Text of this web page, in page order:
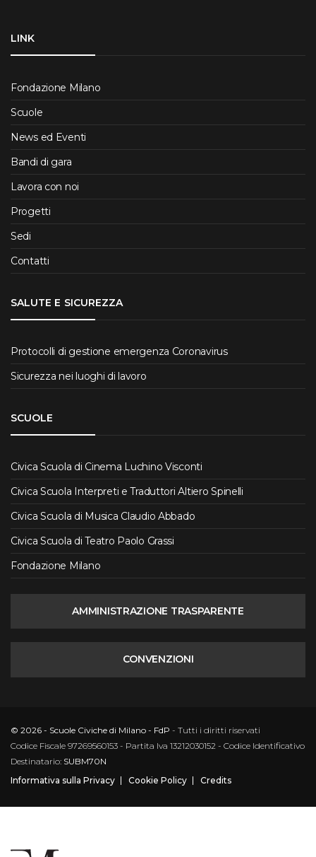
LINK
Fondazione Milano
Scuole
News ed Eventi
Bandi di gara
Lavora con noi
Progetti
Sedi
Contatti
SALUTE E SICUREZZA
Protocolli di gestione emergenza Coronavirus
Sicurezza nei luoghi di lavoro
SCUOLE
Civica Scuola di Cinema Luchino Visconti
Civica Scuola Interpreti e Traduttori Altiero Spinelli
Civica Scuola di Musica Claudio Abbado
Civica Scuola di Teatro Paolo Grassi
Fondazione Milano
AMMINISTRAZIONE TRASPARENTE
CONVENZIONI
© 2026 - Scuole Civiche di Milano - FdP - Tutti i diritti riservati
Codice Fiscale 97269560153 - Partita Iva 13212030152 - Codice Identificativo
Destinatario: SUBM70N
Informativa sulla Privacy
Cookie Policy Credits